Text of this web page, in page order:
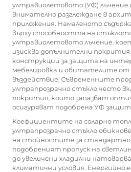
ултравиолетовото (УФ) лъчение
внимателно разглеждане в
приложения. Намаленото
върху способността на
ултравиолетовото лъчение,
изисква допълнителни
конструкции за защита на
мебелировка и обитателите от
въздействие. Съвременните
ултрапрозрачно стъкло често
покрития, които запазват
осигуряват подобрена УФ
Коефициентите на соларно
ултрапрозрачно стъкло
на стойностите за стандартно
подобреният пропуск на
до увеличени хладилни
климатични условия.